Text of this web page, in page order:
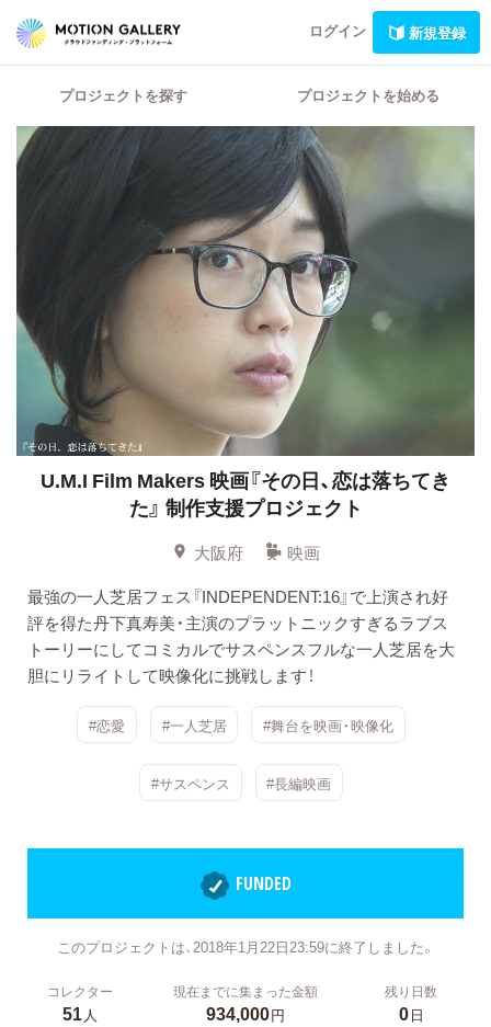
ログイン 新規登録
プロジェクトを探す プロジェクトを始める
U.M.I Film Makers 映画『その日、恋は落ちてき
た』 制作支援プロジェクト
大阪府
映画
最強の一人芝居フェス『INDEPENDENT:16』で上演され好
評を得た丹下真寿美・主演のプラットニックすぎるラブス
トーリーにしてコミカルでサスペンスフルな一人芝居を大
胆にリライトして映像化に挑戦します！
#恋愛 #一人芝居 #舞台を映画・映像化
#サスペンス #長編映画
FUNDED
このプロジェクトは、2018年1月22日23:59に終了しました。
コレクター
51人
現在までに集まった金額
934,000円
残り日数
0日